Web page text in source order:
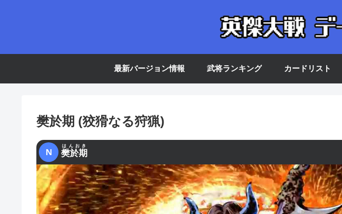
最新バージョン情報 武将ランキング カードリスト
樊於期 (狡猾なる狩猟)
N 樊於期
はんおき